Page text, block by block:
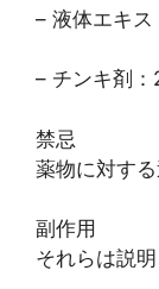
– 液体エキス
– チンキ剤：
禁忌
薬物に対する
副作用
それらは説明